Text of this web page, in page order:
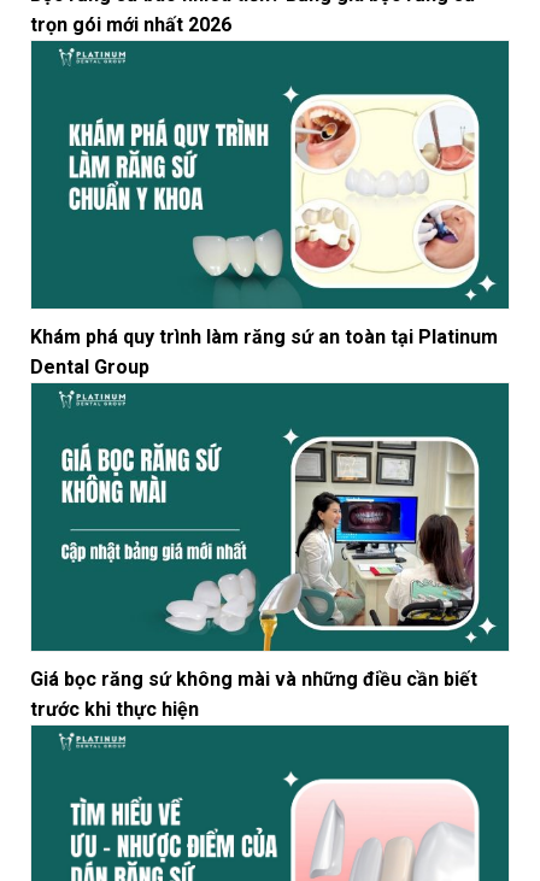
trọn gói mới nhất 2026
Khám phá quy trình làm răng sứ an toàn tại Platinum
Dental Group
Giá bọc răng sứ không mài và những điều cần biết
trước khi thực hiện